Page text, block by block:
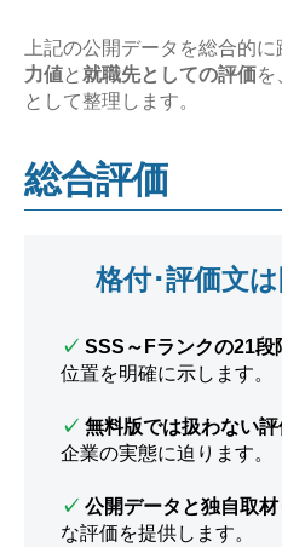
上記の公開データを総合的に
力値と就職先としての評価を
として整理します。
総合評価
格付･評価文
✓ SSS～Fランクの21段
位置を明確に示します。
✓ 無料版では扱わない
企業の実態に迫ります。
✓ 公開データと独自取材
な評価を提供します。